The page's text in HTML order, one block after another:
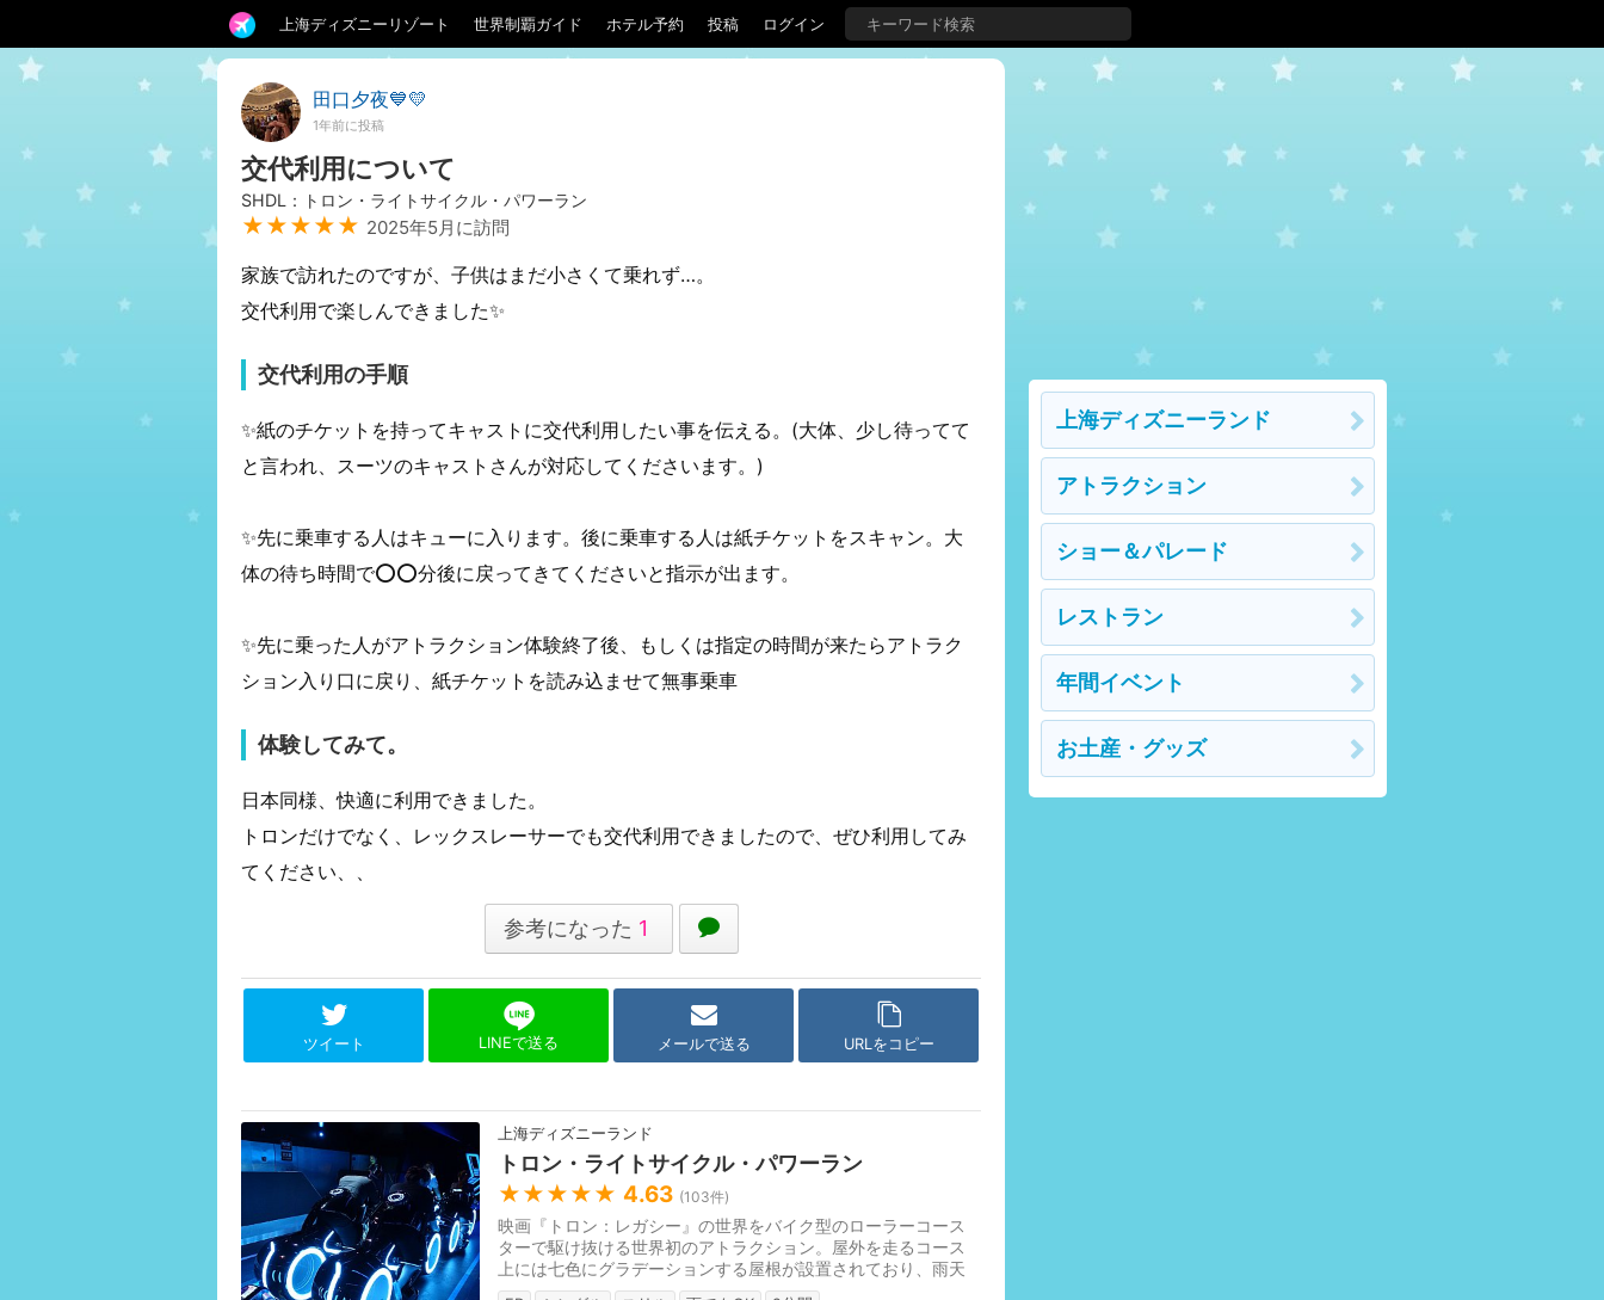
上海ディズニーリゾート 世界制覇ガイド ホテル予約 投稿 ログイン
田口夕夜💙💛
1年前に投稿
交代利用について
SHDL：トロン・ライトサイクル・パワーラン
★★★★★ 2025年5月に訪問
家族で訪れたのですが、子供はまだ小さくて乗れず…。
交代利用で楽しんできました✨
交代利用の手順
✨紙のチケットを持ってキャストに交代利用したい事を伝える。(大体、少し待ってて
と言われ、スーツのキャストさんが対応してくださいます。)
✨先に乗車する人はキューに入ります。後に乗車する人は紙チケットをスキャン。大
体の待ち時間で⭕️⭕️分後に戻ってきてくださいと指示が出ます。
✨先に乗った人がアトラクション体験終了後、もしくは指定の時間が来たらアトラク
ション入り口に戻り、紙チケットを読み込ませて無事乗車
体験してみて。
日本同様、快適に利用できました。
トロンだけでなく、レックスレーサーでも交代利用できましたので、ぜひ利用してみ
てください、、
参考になった 1
ツイート LINEで送る メールで送る URLをコピー
上海ディズニーランド
トロン・ライトサイクル・パワーラン
★★★★★ 4.63 (103件)
映画『トロン：レガシー』の世界をバイク型のローラーコース
ターで駆け抜ける世界初のアトラクション。屋外を走るコース
上には七色にグラデーションする屋根が設置されており、雨天
でも乗車できます。最高時速96k...
上海ディズニーランド
アトラクション
ショー＆パレード
レストラン
年間イベント
お土産・グッズ